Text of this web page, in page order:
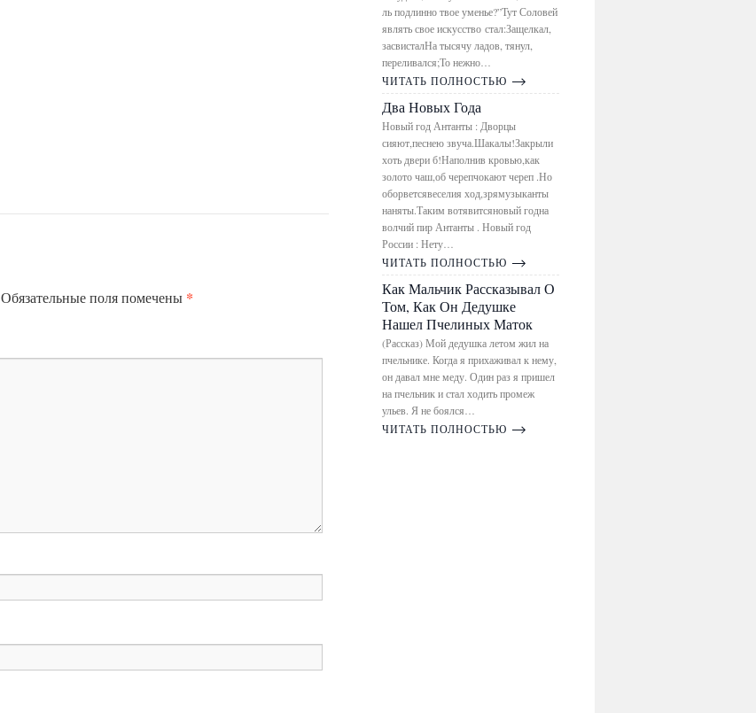
Обязательные поля помечены *
ль подлинно твое уменье?”Тут Соловей
являть свое искусство стал:Защелкал,
засвисталНа тысячу ладов, тянул,
переливался;То нежно…
ЧИТАТЬ ПОЛНОСТЬЮ
Два Новых Года
Новый год Антанты : Дворцы
сияют,песнею звуча.Шакалы!Закрыли
хоть двери б!Наполнив кровью,как
золото чаш,об черепчокают череп .Но
оборветсявеселия ход,зрямузыканты
наняты.Таким вотявитсяновый годна
волчий пир Антанты . Новый год
России : Нету…
ЧИТАТЬ ПОЛНОСТЬЮ
Как Мальчик Рассказывал О
Том, Как Он Дедушке
Нашел Пчелиных Маток
(Рассказ) Мой дедушка летом жил на
пчельнике. Когда я прихаживал к нему,
он давал мне меду. Один раз я пришел
на пчельник и стал ходить промеж
ульев. Я не боялся…
ЧИТАТЬ ПОЛНОСТЬЮ